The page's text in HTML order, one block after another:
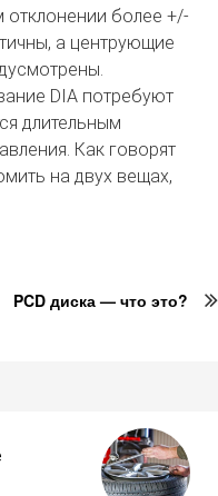
более +/-
а центрующие
DIA потребуют
длительным
Как говорят
на двух вещах,
PCD диска — что это?